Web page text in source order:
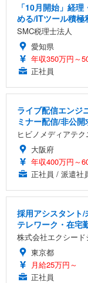
「10月開始」経
める/ITツール積極
SMC税理士法人
愛知県
年収350万円～
正社員
ライブ配信エンジ
ミナー配信/非公開
ヒビノメディアテ
大阪府
年収400万円～
正社員 / 派遣社
採用アシスタント
テレワーク・在宅
株式会社エクシード
東京都
月給25万円～
正社員